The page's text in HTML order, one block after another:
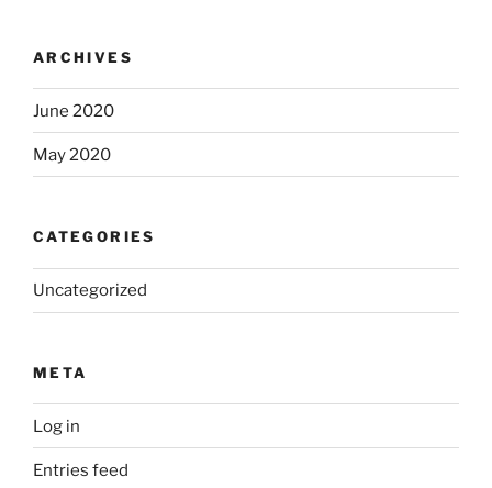
ARCHIVES
June 2020
May 2020
CATEGORIES
Uncategorized
META
Log in
Entries feed